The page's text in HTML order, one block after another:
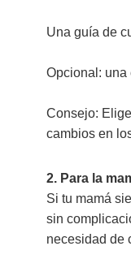
Una guía de
Opcional: una
Consejo:
cambios en
2. Para la
Si tu mamá
sin
necesidad de